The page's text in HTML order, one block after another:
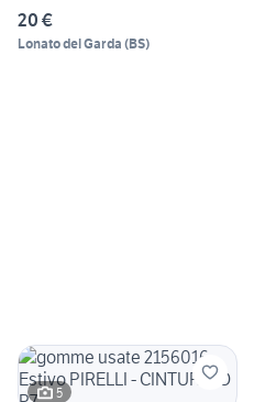
20 €
Lonato del Garda (BS)
5